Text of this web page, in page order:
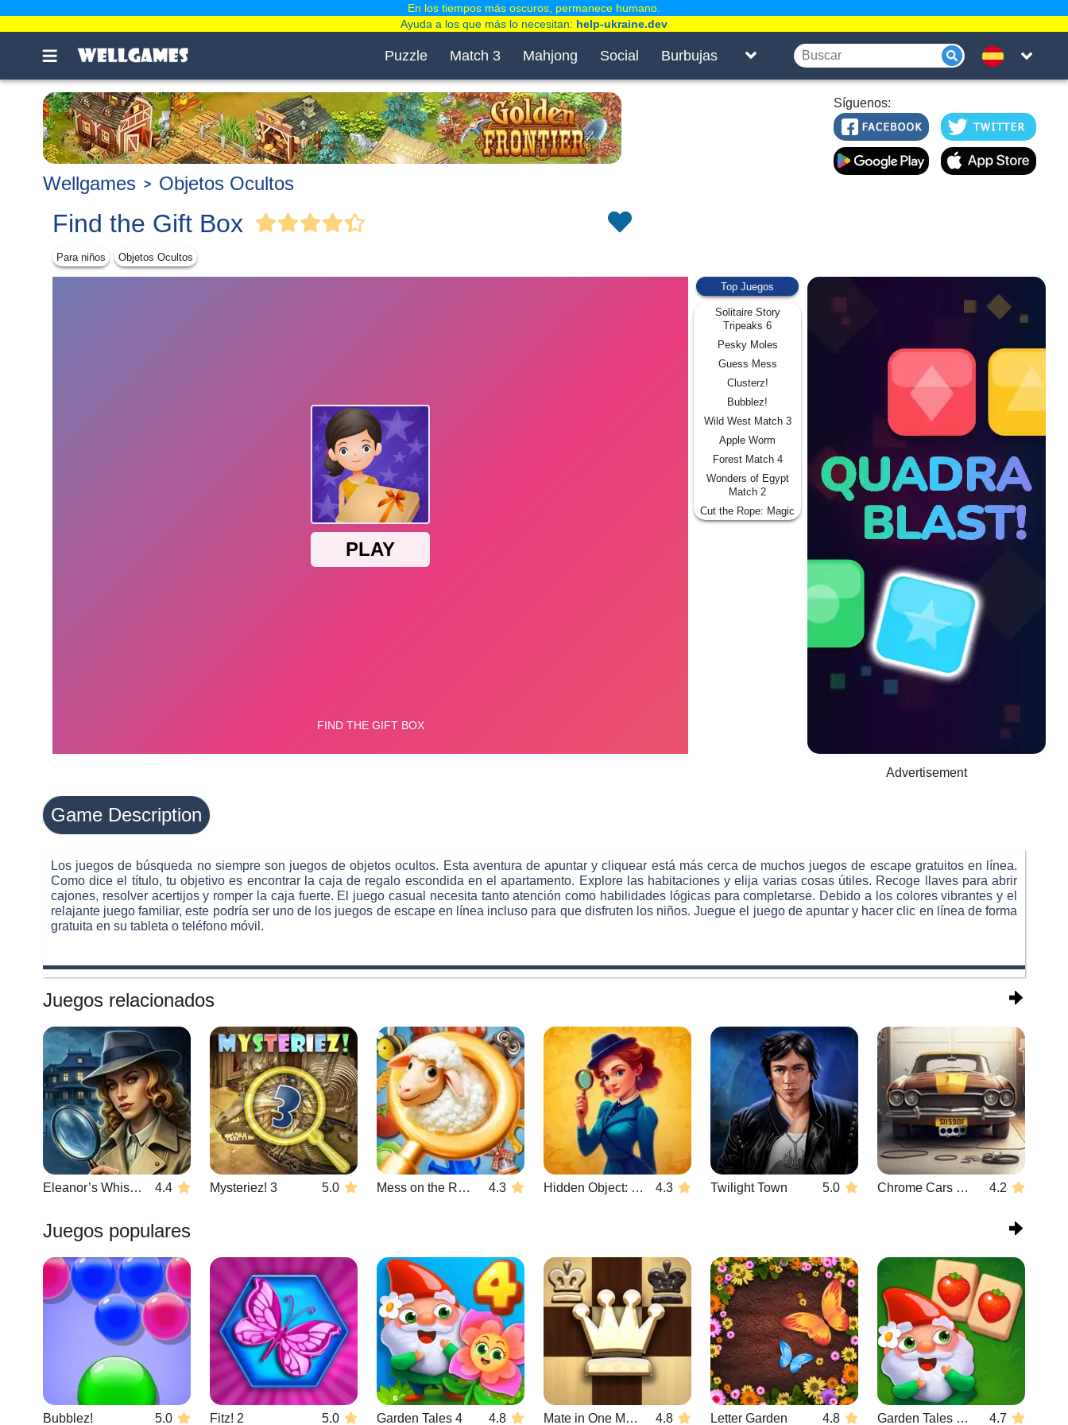
Puzzle Match 3 Mahjong Social Burbujas
Síguenos:
Wellgames Objetos Ocultos
Find the Gift Box
Para niños Objetos Ocultos
Top Juegos
Solitaire Story
Tripeaks 6
Pesky Moles
Guess Mess
Clusterz!
Bubblez!
Wild West Match 3
Apple Worm
Forest Match 4
Wonders of Egypt
Match 2
Cut the Rope: Magic
Advertisement
Game Description
Los juegos de búsqueda no siempre son juegos de objetos ocultos. Esta aventura de apuntar y cliquear está más cerca de muchos juegos de escape gratuitos en línea.
Como dice el título, tu objetivo es encontrar la caja de regalo escondida en el apartamento. Explore las habitaciones y elija varias cosas útiles. Recoge llaves para abrir
cajones, resolver acertijos y romper la caja fuerte. El juego casual necesita tanto atención como habilidades lógicas para completarse. Debido a los colores vibrantes y el
relajante juego familiar, este podría ser uno de los juegos de escape en línea incluso para que disfruten los niños. Juegue el juego de apuntar y hacer clic en línea de forma
gratuita en su tableta o teléfono móvil.
Juegos relacionados
Eleanor’s Whisper 4.4 Mysteriez! 3 5.0 Mess on the Ranch 4.3 Hidden Object: Emily's Case 4.3 Twilight Town 5.0 Chrome Cars Garage 4.2
Juegos populares
Bubblez! 5.0 Fitz! 2 5.0 Garden Tales 4 4.8 Mate in One Move 4.8 Letter Garden 4.8 Garden Tales Mahjong 4.7
En los tiempos más oscuros, permanece humano.
Ayuda a los que más lo necesitan: help-ukraine.dev